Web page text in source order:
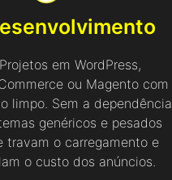
Projetos em WordPress,
ou Magento com
limpo. Sem a dependência
genéricos e pesados
travam o carregamento e
o custo dos anúncios.